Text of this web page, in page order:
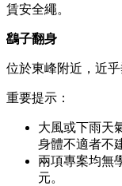
賃安全繩。
鷂子翻身
位於東峰附近，近乎
重要提示：
大風或下雨天
身體不適者不
兩項專案均無
元。